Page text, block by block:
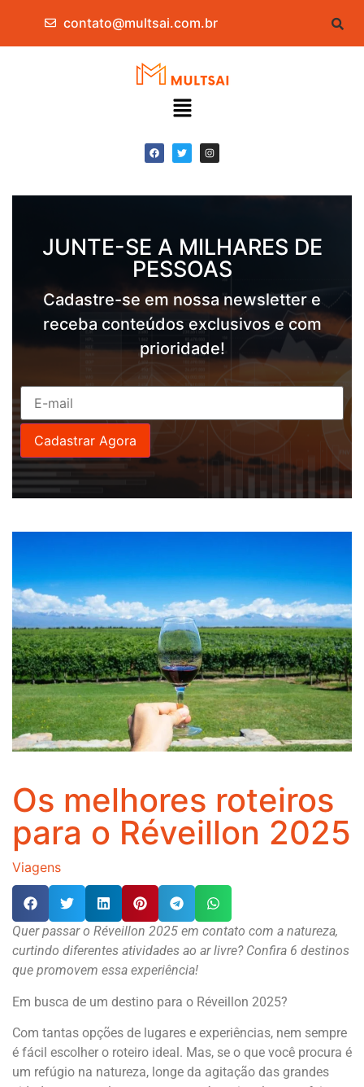
contato@multsai.com.br
JUNTE-SE A MILHARES DE
PESSOAS
Cadastre-se em nossa newsletter e
receba conteúdos exclusivos e com
prioridade!
Os melhores roteiros
para o Réveillon 2025
Viagens
Quer passar o Réveillon 2025 em contato com a natureza,
curtindo diferentes atividades ao ar livre? Confira 6 destinos
que promovem essa experiência!
Em busca de um destino para o Réveillon 2025?
Com tantas opções de lugares e experiências, nem sempre
é fácil escolher o roteiro ideal. Mas, se o que você procura é
um refúgio na natureza, longe da agitação das grandes